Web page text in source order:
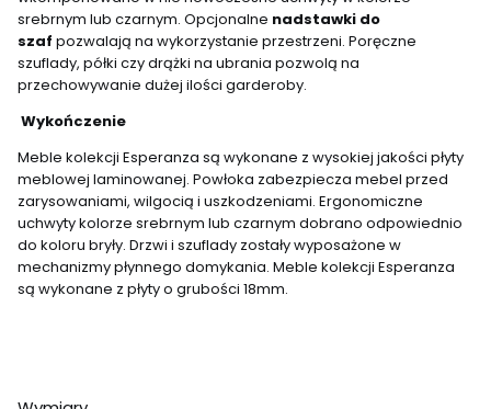
srebrnym lub czarnym. Opcjonalne nadstawki do
szaf pozwalają na wykorzystanie przestrzeni. Poręczne
szuflady, półki czy drążki na ubrania pozwolą na
przechowywanie dużej ilości garderoby.
Wykończenie
Meble kolekcji Esperanza są wykonane z wysokiej jakości płyty
meblowej laminowanej. Powłoka zabezpiecza mebel przed
zarysowaniami, wilgocią i uszkodzeniami. Ergonomiczne
uchwyty kolorze srebrnym lub czarnym dobrano odpowiednio
do koloru bryły. Drzwi i szuflady zostały wyposażone w
mechanizmy płynnego domykania. Meble kolekcji Esperanza
są wykonane z płyty o grubości 18mm.